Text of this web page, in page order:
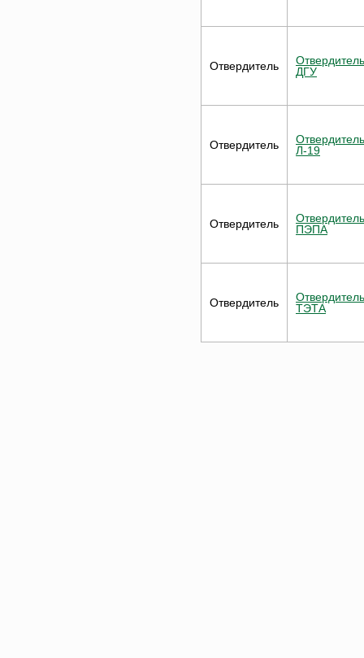
Отвердитель
Отвердитель
ДГУ
Отвердитель
Отвердитель
Л-19
Отвердитель
Отвердитель
ПЭПА
Отвердитель
Отвердитель
ТЭТА